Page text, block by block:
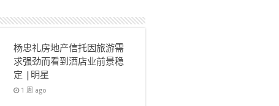
杨忠礼房地产信托因旅游需
求强劲而看到酒店业前景稳
定 |明星
1 周 ago